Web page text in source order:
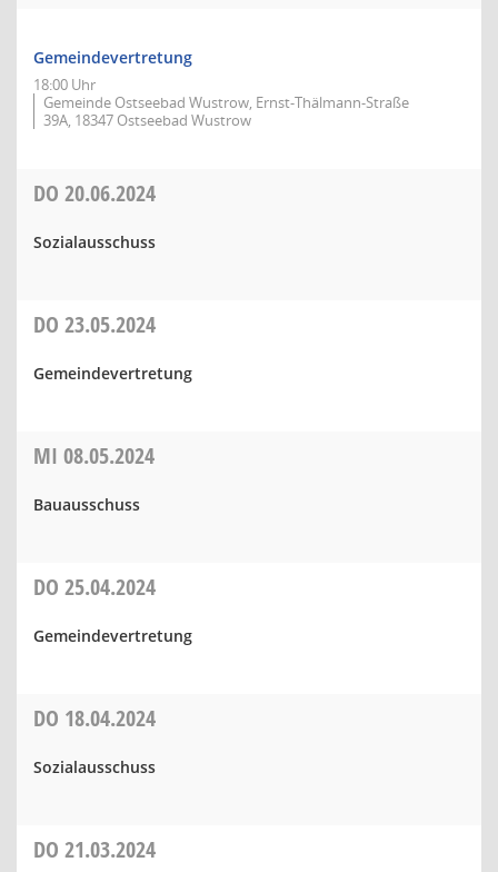
Gemeindevertretung
18:00 Uhr
Gemeinde Ostseebad Wustrow, Ernst-Thälmann-Straße
39A, 18347 Ostseebad Wustrow
DO 20.06.2024
Sozialausschuss
DO 23.05.2024
Gemeindevertretung
MI 08.05.2024
Bauausschuss
DO 25.04.2024
Gemeindevertretung
DO 18.04.2024
Sozialausschuss
DO 21.03.2024